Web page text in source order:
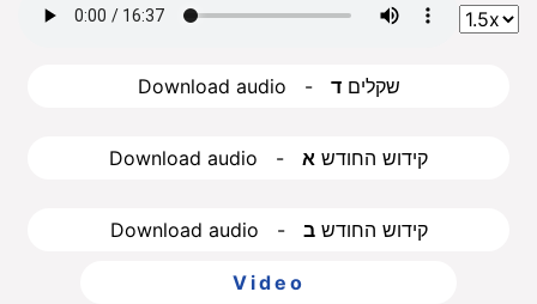
Download audio - שקליםד
Download audio - קידוש החודש א
Download audio - קידוש החודשב
Video